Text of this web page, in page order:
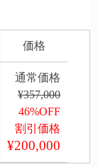
価格
通常価格
¥357,000
46%OFF
割引価格
¥200,000